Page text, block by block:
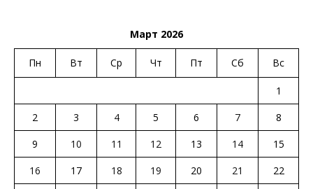
Март 2026
Пн Вт Ср Чт Пт Сб Вс
1
2
3 4 5 6 7
8
9
10 11 12 13 14
15
16
17 18 19 20 21
22